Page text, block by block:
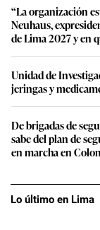
“La organización
Neuhaus,
de Lima 2027 y en
Unidad de
jeringas y
De brigadas de
sabe del plan de
en marcha en
Lo último en Lima